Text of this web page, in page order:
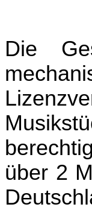
Die
über 2